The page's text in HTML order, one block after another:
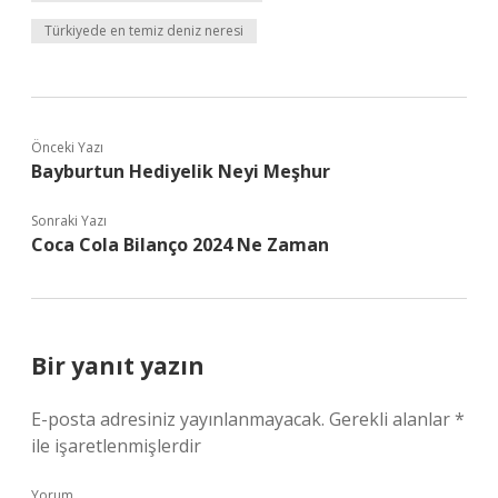
Türkiyede en temiz deniz neresi
Önceki Yazı
Bayburtun Hediyelik Neyi Meşhur
Sonraki Yazı
Coca Cola Bilanço 2024 Ne Zaman
Bir yanıt yazın
E-posta adresiniz yayınlanmayacak. Gerekli alanlar*
ile işaretlenmişlerdir